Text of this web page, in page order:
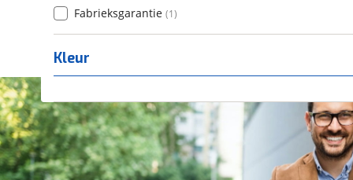
Fabrieksgarantie (1)
Kleur